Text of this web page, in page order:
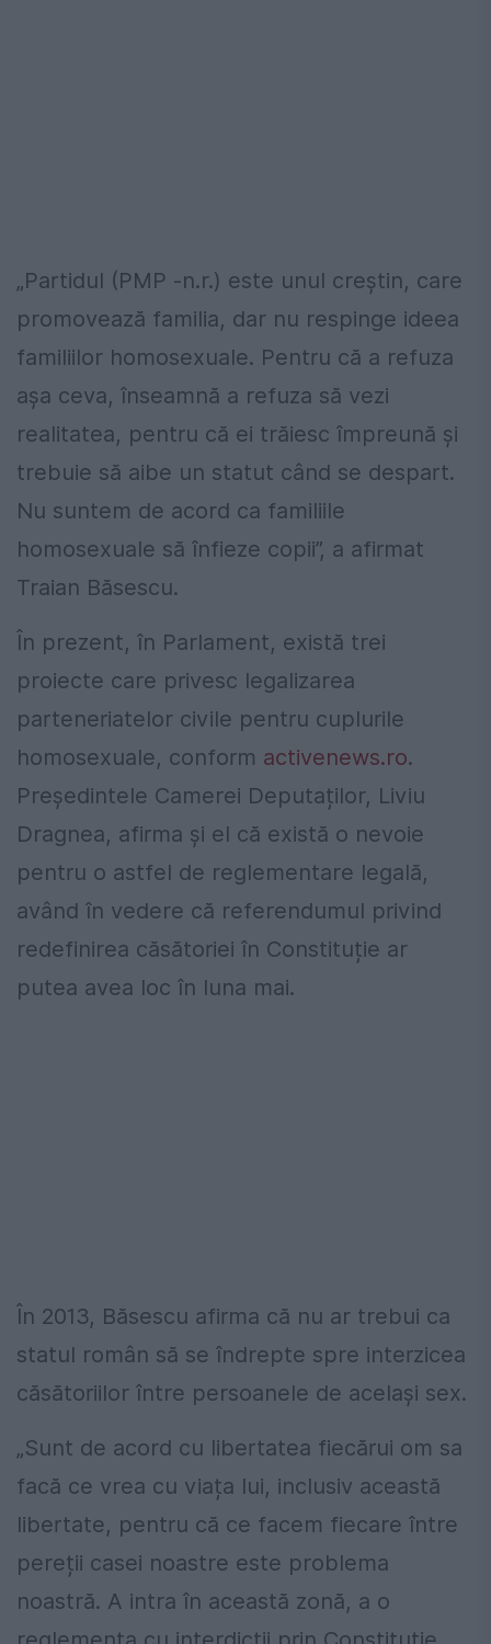
„Partidul (PMP -n.r.) este unul creștin, care
promovează familia, dar nu respinge ideea
familiilor homosexuale. Pentru că a refuza
așa ceva, înseamnă a refuza să vezi
realitatea, pentru că ei trăiesc împreună și
trebuie să aibe un statut când se despart.
Nu suntem de acord ca familiile
homosexuale să înfieze copii”, a afirmat
Traian Băsescu.
În prezent, în Parlament, există trei
proiecte care privesc legalizarea
parteneriatelor civile pentru cuplurile
homosexuale, conform activenews.ro.
Președintele Camerei Deputaților, Liviu
Dragnea, afirma și el că există o nevoie
pentru o astfel de reglementare legală,
având în vedere că referendumul privind
redefinirea căsătoriei în Constituție ar
putea avea loc în luna mai.
În 2013, Băsescu afirma că nu ar trebui ca
statul român să se îndrepte spre interzicea
căsătoriilor între persoanele de același sex.
„Sunt de acord cu libertatea fiecărui om sa
facă ce vrea cu viața lui, inclusiv această
libertate, pentru că ce facem fiecare între
pereții casei noastre este problema
noastră. A intra în această zonă, a o